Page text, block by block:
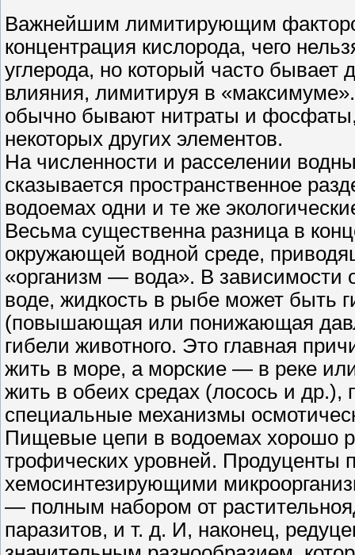
Важнейшим лимитирующим
концентрация кислорода, чего
углерода, но который часто бывает
влияния, лимитируя в
обычно бывают нитраты и
некоторых других элементов.
На численности и расселении
сказывается пространственное
водоемах одни и те же
Весьма существенна разница в
окружающей водной среде,
«организм — вода». В зависимости
воде, жидкость в рыбе может быть
(повышающая или понижающая
гибели животного. Это главная
жить в море, а морские — в реке
жить в обеих средах (лосось и др.),
специальные механизмы
Пищевые цепи в водоемах хорошо
трофических уровней. Продуценты
хемосинтезирующими
— полным набором от
паразитов, и т. д. И, наконец,